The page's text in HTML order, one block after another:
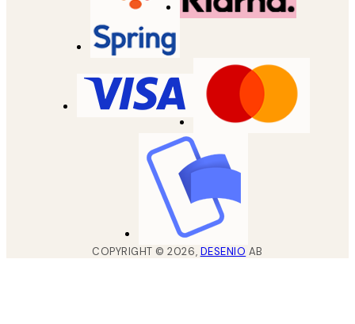
COPYRIGHT ©2026, DESENIO AB